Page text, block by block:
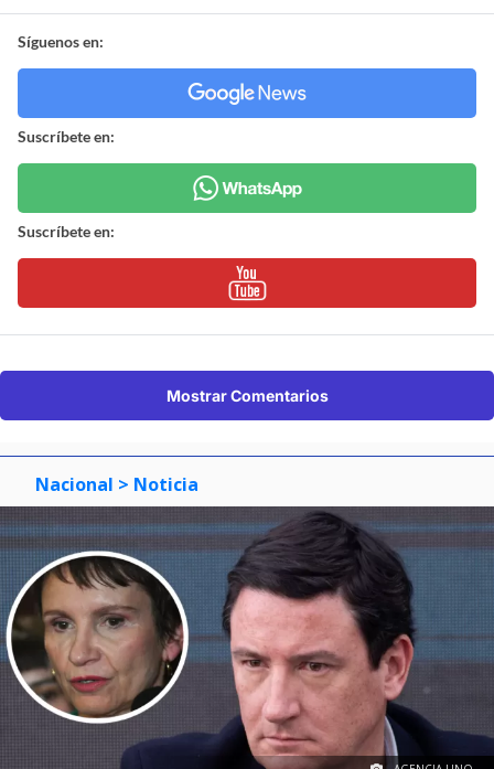
Síguenos en:
Suscríbete en:
Suscríbete en:
Mostrar Comentarios
Nacional > Noticia